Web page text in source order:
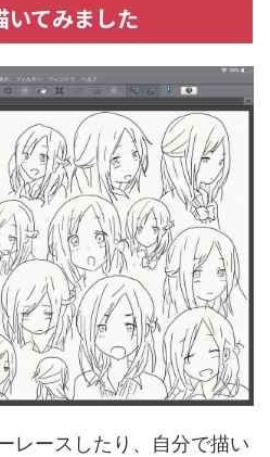
いてみました
レースしたり、自分で描い